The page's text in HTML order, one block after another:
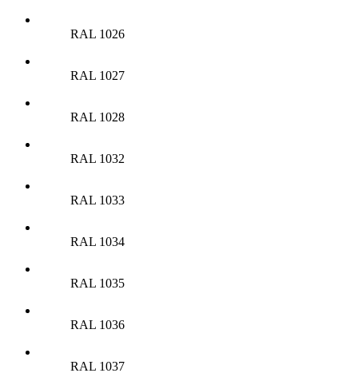
RAL 1026
RAL 1027
RAL 1028
RAL 1032
RAL 1033
RAL 1034
RAL 1035
RAL 1036
RAL 1037